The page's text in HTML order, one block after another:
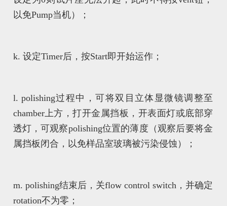
以免Pump当机）；
k. 设定Timer后，按Start即开始运作；
l. polishing过程中，可将双目立体显微镜调整至
chamber上方，打开金属挡板，开表面灯或底部穿
透灯，可观察polishing位置的薄度（观察后要将金
属挡板闭合，以免样品室玻璃被污染侵蚀）；
m. polishing结束后，关flow control switch，并确定
rotation不为零；